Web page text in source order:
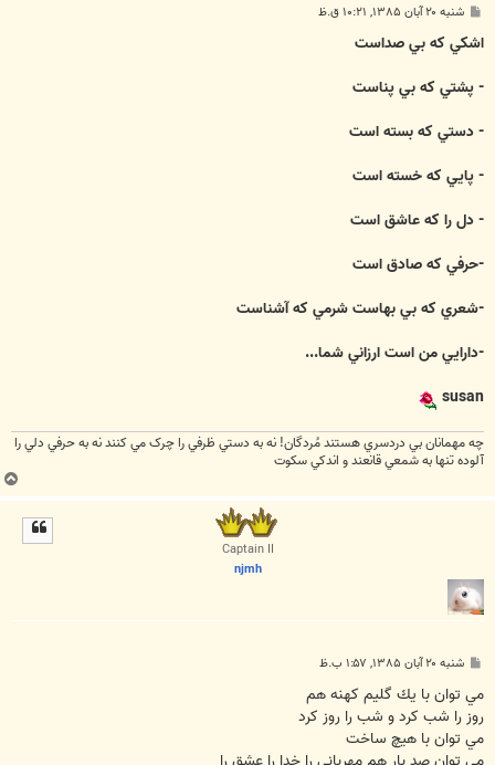
پ
ت
شنبه ۲۰ آبان ۱۳۸۵, ۱۰:۲۱ ق.ظ
اشكي كه بي صداست
- پشتي كه بي پناست
- دستي كه بسته است
- پايي كه خسته است
- دل را كه عاشق است
-حرفي كه صادق است
-شعري كه بي بهاست شرمي كه آشناست
-دارايي من است ارزاني شما...
susan
چه مهمانان بي دردسري هستند مُردگان! نه به دستي ظرفي را چرک مي کنند نه به حرفي دلي را
آلوده تنها به شمعي قانعند و اندکي سکوت
ب
ا
Captain II
njmh
پ
ت
شنبه ۲۰ آبان ۱۳۸۵, ۱:۵۷ ب.ظ
مي توان با يك گليم كهنه هم
روز را شب كرد و شب را روز كرد
مي توان با هيچ ساخت